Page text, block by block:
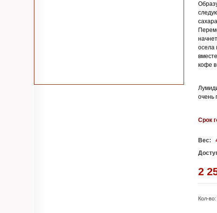
осела
кофе в
очень
Срок
Вес:
2
Кол-во: